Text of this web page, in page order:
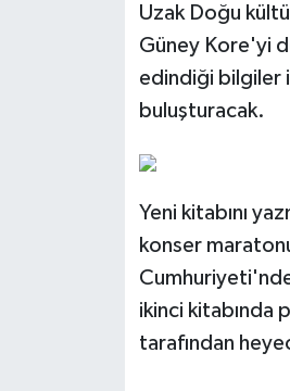
Uzak Doğu
Güney Kore'yi
edindiği bilgiler
buluşturacak.
Yeni kitabını
konser
Cumhuriyeti'nde
ikinci kitabında
tarafından